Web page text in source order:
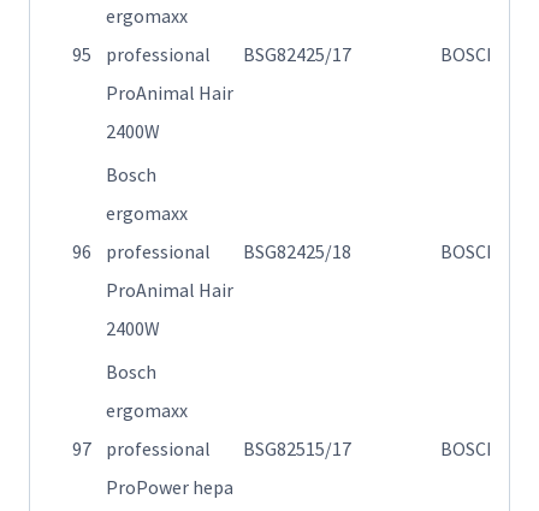
95
ergomaxx
professional
ProAnimal Hair
2400W
BSG82425/17 BOSCH
96
Bosch
ergomaxx
professional
ProAnimal Hair
2400W
BSG82425/18 BOSCH
97
Bosch
ergomaxx
professional
ProPower hepa
BSG82515/17 BOSCH